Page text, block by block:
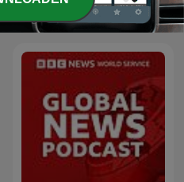
podcasts